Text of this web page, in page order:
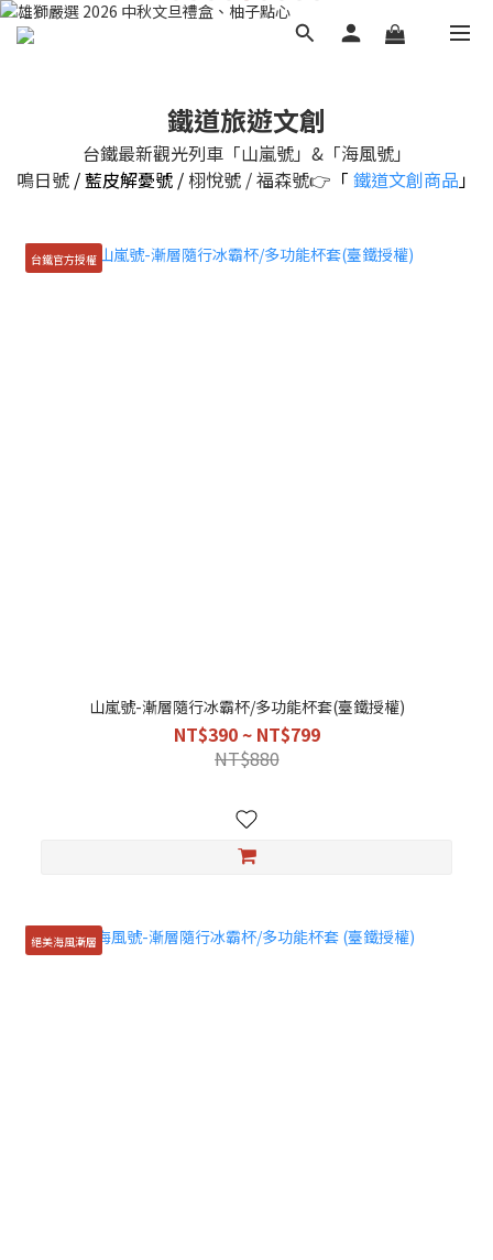
鐵道旅遊文創
台鐵最新觀光列車「山嵐號」&「海風號」
鳴日號 / 藍皮解憂號 / 栩悅號 / 福森號👉 「 鐵道文創商品」
台鐵官方授權
山嵐號-漸層隨行冰霸杯/多功能杯套(臺鐵授權)
NT$390 ~ NT$799
NT$880
絕美海風漸層